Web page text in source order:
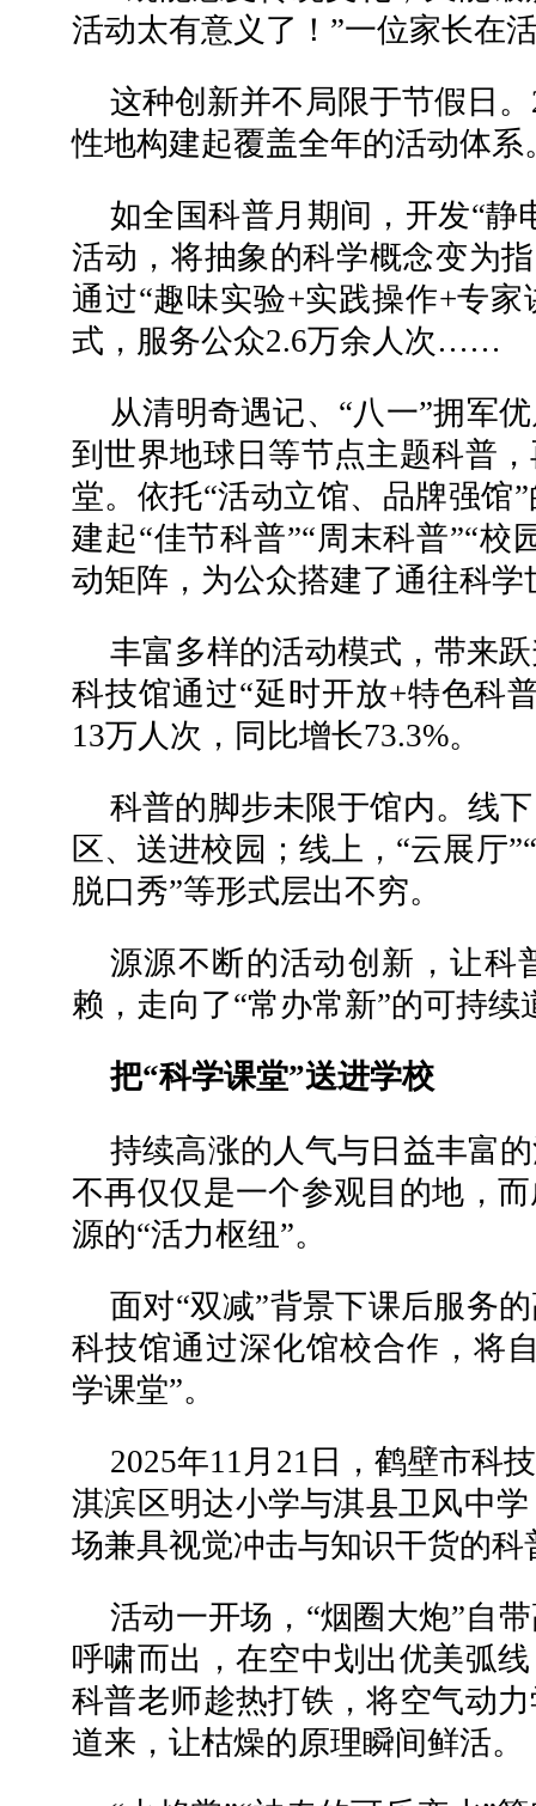
活动太有意义了！”一位家长在
这种创新并不局限于节假日
性地构建起覆盖全年的活动体系
如全国科普月期间，开发“静
活动，将抽象的科学概念变为
通过“趣味实验+实践操作+专
式，服务公众2.6万余人次……
从清明奇遇记、“八一”拥军
到世界地球日等节点主题科普
堂。依托“活动立馆、品牌强馆
建起“佳节科普”“周末科普”“校
动矩阵，为公众搭建了通往科学
丰富多样的活动模式，带来
科技馆通过“延时开放+特色科
13万人次，同比增长73.3%。
科普的脚步未限于馆内。线
区、送进校园；线上，“云展厅
脱口秀”等形式层出不穷。
源源不断的活动创新，让科
赖，走向了“常办常新”的可持续
把“科学课堂”送进学校
持续高涨的人气与日益丰富
不再仅仅是一个参观目的地，
源的“活力枢纽”。
面对“双减”背景下课后服务
科技馆通过深化馆校合作，将
学课堂”。
2025年11月21日，鹤壁市科
淇滨区明达小学与淇县卫风中
场兼具视觉冲击与知识干货的科
活动一开场，“烟圈大炮”自
呼啸而出，在空中划出优美弧
科普老师趁热打铁，将空气动
道来，让枯燥的原理瞬间鲜活。